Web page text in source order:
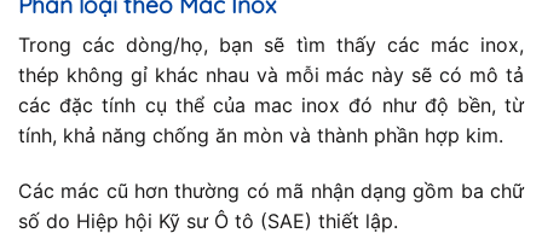
Trong các dòng/họ, bạn sẽ tìm thấy các mác inox,
thép không gỉ khác nhau và mỗi mác này sẽ có mô tả
các đặc tính cụ thể của mac inox đó như độ bền, từ
tính, khả năng chống ăn mòn và thành phần hợp kim.
Các mác cũ hơn thường có mã nhận dạng gồm ba chữ
số do Hiệp hội Kỹ sư Ô tô (SAE) thiết lập.